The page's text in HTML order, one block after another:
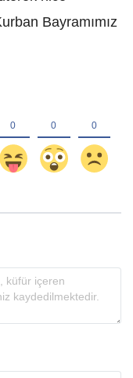
Bayramımız